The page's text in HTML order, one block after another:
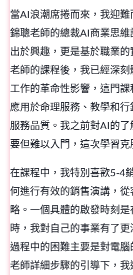
當AI浪潮席捲而來，我迎
錦聰老師的總裁AI商業思維
出於興趣，更是基於職業
老師的課程後，我已經深刻
工作的革命性影響，這門課
應用於命理服務、教學和行
服務品質。我之前對AI的
要但難以入門，這次學習克
在課程中，我特別喜歡5-4
何進行有效的銷售演講，
略。一個具體的啟發時刻是
時，我對自己的事業有了
過程中的困難主要是對電
老師詳細步驟的引導下，我